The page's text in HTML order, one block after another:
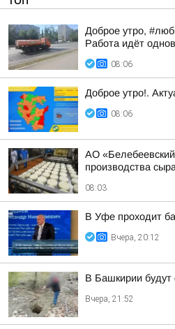
Доброе утро,
Работа идёт
08:06
Доброе утро!.
08:06
АО
производства сыра
08:03
В Уфе проходит
Вчера, 20:12
В Башкирии будут
Вчера, 21:52